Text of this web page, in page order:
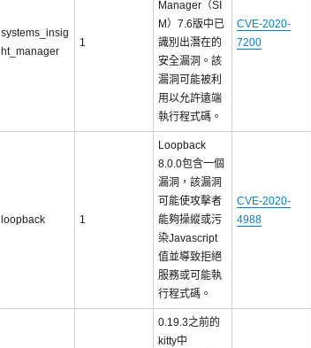
systems_insig
ht_manager
1
Manager（SI
M）7.6版中已
識別出潛在的
安全漏洞。該
漏洞可能被利
用以允許遠端
執行程式碼。
CVE-2020-
7200
loopback 1
Loopback
8.0.0包含一個
漏洞，該漏洞
可能使攻擊者
能夠操縱或污
染Javascript
值並導致拒絕
服務或可能執
行程式碼。
CVE-2020-
4988
0.19.3之前的
kitty中